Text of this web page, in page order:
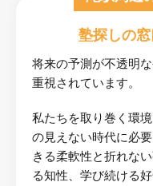
塾探しの
将来の予測が不透明
重視されています。
私たちを取り巻く環
の見えない時代に必
きる柔軟性と折れな
る知性、学び続ける